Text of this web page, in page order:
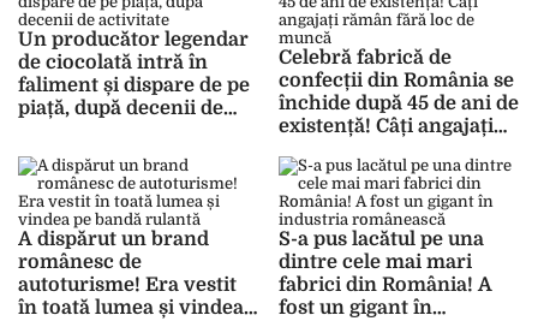
Un producător legendar
de ciocolată intră în
faliment și dispare de pe
piață, după decenii de
Celebră fabrică de
confecții din România se
închide după 45 de ani de
existență! Câți angajați
A dispărut un brand
românesc de
autoturisme! Era vestit
în toată lumea și vindea
S-a pus lacătul pe una
dintre cele mai mari
fabrici din România! A
fost un gigant în